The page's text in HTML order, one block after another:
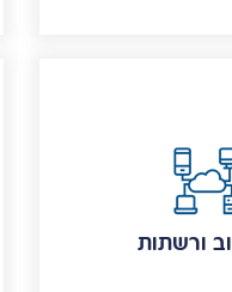
ורשתות